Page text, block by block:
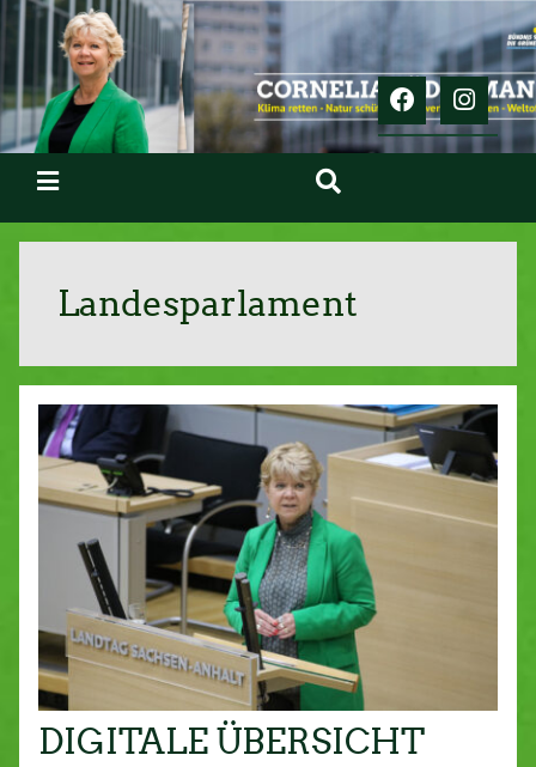
Landesparlament
DIGITALE ÜBERSICHT